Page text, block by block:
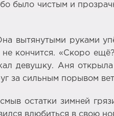
было чистым и
вытянутыми руками
кончится. «Скоро
девушку. Аня
за сильным порывом
остатки зимней
влюбиться в свою